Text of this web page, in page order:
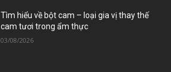
Tìm hiểu về bột cam – loại gia vị thay thế
cam tươi trong ẩm thực
03/08/2026